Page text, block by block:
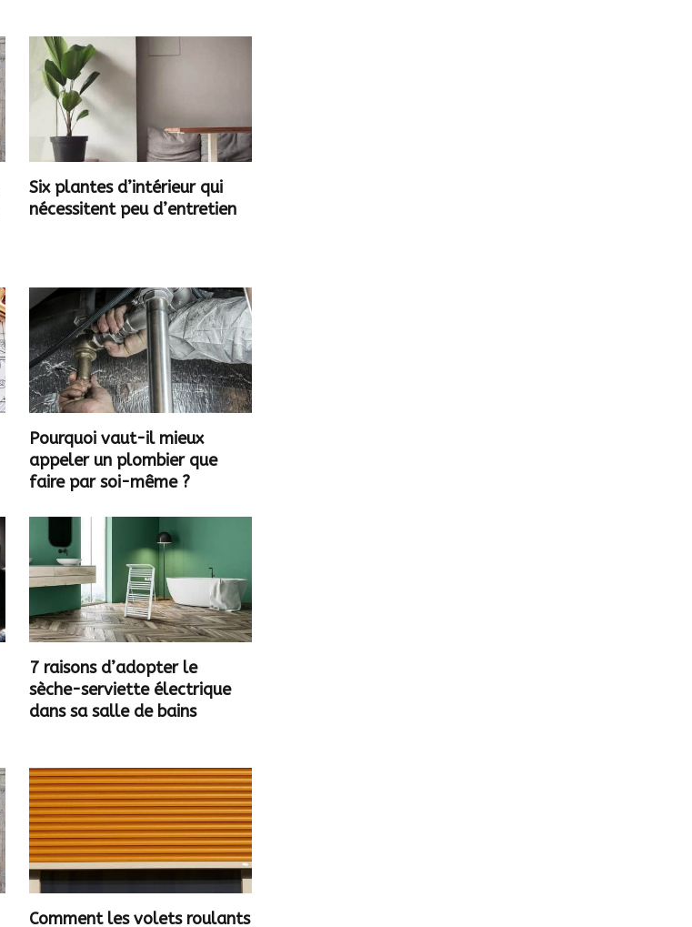
Six plantes d’intérieur qui
nécessitent peu d’entretien
Pourquoi vaut-il mieux
appeler un plombier que
faire par soi-même ?
7 raisons d’adopter le
sèche-serviette électrique
dans sa salle de bains
Comment les volets roulants